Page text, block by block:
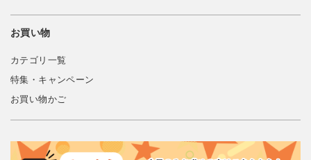
お買い物
カテゴリ一覧
特集・キャンペーン
お買い物かご